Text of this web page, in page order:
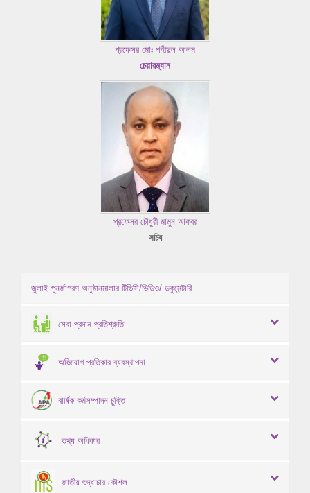
প্রফেসর মোঃ শহীদুল আলম
চেয়ারম্যান
প্রফেসর চৌধুরী মামুন আকবর
সচিব
জুলাই পুনর্জাগরণ অনুষ্ঠানমালার টিভিসি/ভিডিও/ ডকুমেন্টারি
সেবা প্রদান প্রতিশ্রুতি
অভিযোগ প্রতিকার ব্যবস্থাপনা
বার্ষিক কর্মসম্পাদন চুক্তি
তথ্য অধিকার
জাতীয় শুদ্ধাচার কৌশল